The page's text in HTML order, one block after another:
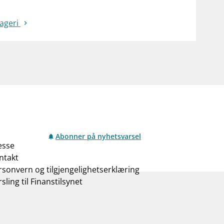
Abonner på nyhetsvarsel
og tilgjengelighetserklæring
til Finanstilsynet